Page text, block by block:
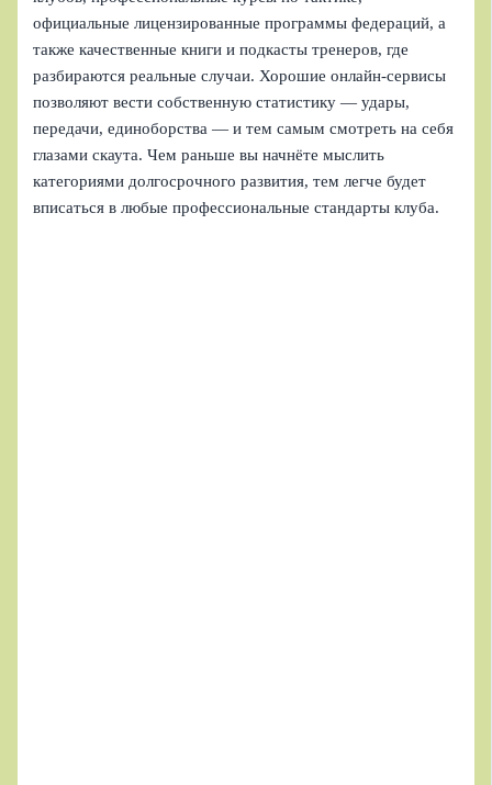
официальные лицензированные программы федераций, а
также качественные книги и подкасты тренеров, где
разбираются реальные случаи. Хорошие онлайн-сервисы
позволяют вести собственную статистику — удары,
передачи, единоборства — и тем самым смотреть на себя
глазами скаута. Чем раньше вы начнёте мыслить
категориями долгосрочного развития, тем легче будет
вписаться в любые профессиональные стандарты клуба.